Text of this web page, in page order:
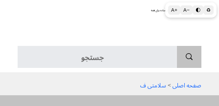
A+ A− 🌓 ♻ اطلاعات پزشکی و بهداشتی به زبان ساده برای همه
صفحه اصلی > سلامتی ف